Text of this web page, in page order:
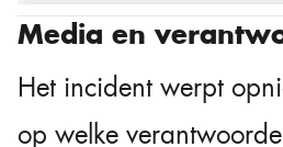
Media en
Het incident werpt
op welke